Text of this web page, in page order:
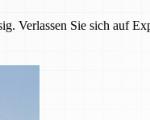
Verlassen Sie sich auf